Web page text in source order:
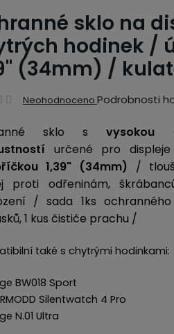
sklo na
hodinek /
(34mm) /
Průměrné
produktu
je
0,0
z
5
hvězdiček.
Neohodnoceno Podrobnosti
sklo svysokou
určené pro
1,39" (34mm) /
proti odřeninám,
/ sada 1ks
1 kus čističe prachu /
také s chytrými hodinkami:
BW018 Sport
Silentwatch 4 Pro
N.01 Ultra